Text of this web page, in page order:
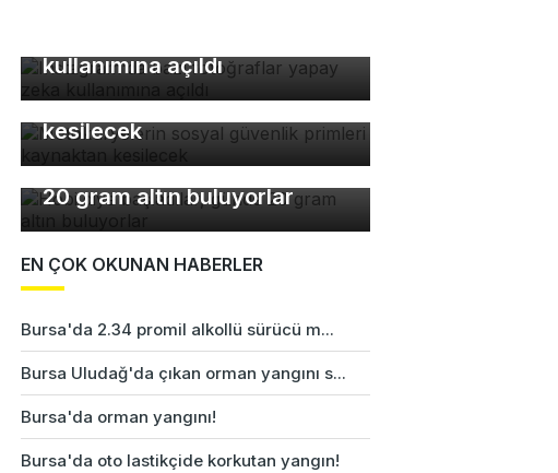
kullanımına açıldı
Motokuryelerin sosyal
güvenlik primleri kaynaktan
kesilecek
Hobi diye başladılar, günde
20 gram altın buluyorlar
EN ÇOK OKUNAN HABERLER
Bursa'da 2.34 promil alkollü sürücü m...
Bursa Uludağ'da çıkan orman yangını s...
Bursa'da orman yangını!
Bursa'da oto lastikçide korkutan yangın!